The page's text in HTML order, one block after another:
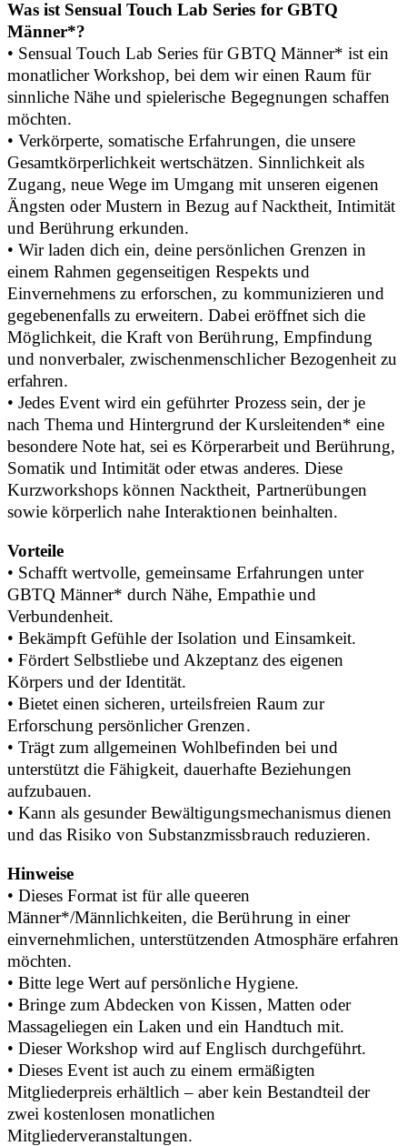
Was ist Sensual Touch Lab Series for GBTQ
Männer*?
• Sensual Touch Lab Series für GBTQ Männer* ist ein
monatlicher Workshop, bei dem wir einen Raum für
sinnliche Nähe und spielerische Begegnungen schaffen
möchten.
• Verkörperte, somatische Erfahrungen, die unsere
Gesamtkörperlichkeit wertschätzen. Sinnlichkeit als
Zugang, neue Wege im Umgang mit unseren eigenen
Ängsten oder Mustern in Bezug auf Nacktheit, Intimität
und Berührung erkunden.
• Wir laden dich ein, deine persönlichen Grenzen in
einem Rahmen gegenseitigen Respekts und
Einvernehmens zu erforschen, zu kommunizieren und
gegebenenfalls zu erweitern. Dabei eröffnet sich die
Möglichkeit, die Kraft von Berührung, Empfindung
und nonverbaler, zwischenmenschlicher Bezogenheit zu
erfahren.
• Jedes Event wird ein geführter Prozess sein, der je
nach Thema und Hintergrund der Kursleitenden* eine
besondere Note hat, sei es Körperarbeit und Berührung,
Somatik und Intimität oder etwas anderes. Diese
Kurzworkshops können Nacktheit, Partnerübungen
sowie körperlich nahe Interaktionen beinhalten.
Vorteile
• Schafft wertvolle, gemeinsame Erfahrungen unter
GBTQ Männer* durch Nähe, Empathie und
Verbundenheit.
• Bekämpft Gefühle der Isolation und Einsamkeit.
• Fördert Selbstliebe und Akzeptanz des eigenen
Körpers und der Identität.
• Bietet einen sicheren, urteilsfreien Raum zur
Erforschung persönlicher Grenzen.
• Trägt zum allgemeinen Wohlbefinden bei und
unterstützt die Fähigkeit, dauerhafte Beziehungen
aufzubauen.
• Kann als gesunder Bewältigungsmechanismus dienen
und das Risiko von Substanzmissbrauch reduzieren.
Hinweise
• Dieses Format ist für alle queeren
Männer*/Männlichkeiten, die Berührung in einer
einvernehmlichen, unterstützenden Atmosphäre erfahren
möchten.
• Bitte lege Wert auf persönliche Hygiene.
• Bringe zum Abdecken von Kissen, Matten oder
Massageliegen ein Laken und ein Handtuch mit.
• Dieser Workshop wird auf Englisch durchgeführt.
• Dieses Event ist auch zu einem ermäßigten
Mitgliederpreis erhältlich – aber kein Bestandteil der
zwei kostenlosen monatlichen
Mitgliederveranstaltungen.